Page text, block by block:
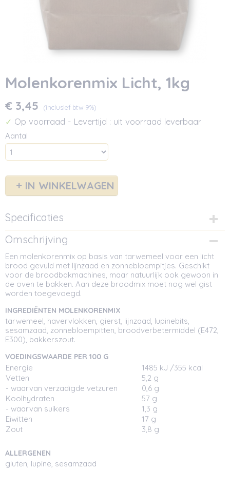
Molenkorenmix Licht, 1kg
€ 3,45 (inclusief btw 9%)
✓ Op voorraad - Levertijd : uit voorraad leverbaar
Aantal
IN WINKELWAGEN
Specificaties
Netto gewicht
1,00 Kg
Afmetingen (l,b,h)
12 x 6,50 x 16 cm
Omschrijving
Een molenkorenmix op basis van tarwemeel voor een licht
brood gevuld met lijnzaad en zonnebloempitjes. Geschikt
voor de broodbakmachines, maar natuurlijk ook gewoon in
de oven te bakken. Aan deze broodmix moet nog wel gist
worden toegevoegd.
INGREDIËNTEN MOLENKORENMIX
tarwemeel, havervlokken, gierst, lijnzaad, lupinebits,
sesamzaad, zonnebloempitten, broodverbetermiddel (E472,
E300), bakkerszout.
VOEDINGSWAARDE PER 100 G
Energie
1485 kJ /355 kcal
Vetten
5,2 g
- waarvan verzadigde vetzuren
0,6 g
Koolhydraten
57 g
- waarvan suikers
1,3 g
Eiwitten
17 g
Zout
3,8 g
ALLERGENEN
gluten, lupine, sesamzaad